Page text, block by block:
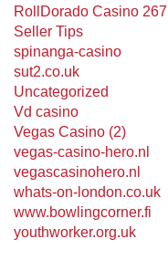
RollDorado Casino
Seller Tips
spinanga-casino
sut2.co.uk
Uncategorized
Vd casino
Vegas Casino (2)
vegas-casino-hero.nl
vegascasinohero.nl
whats-on-london.co.uk
www.bowlingcorner.fi
youthworker.org.uk